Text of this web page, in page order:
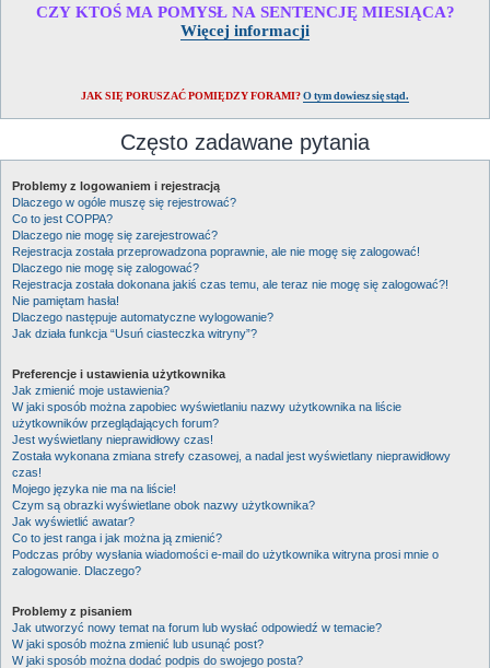
CZY KTOŚ MA POMYSŁ NA SENTENCJĘ MIESIĄCA?
Więcej informacji
JAK SIĘ PORUSZAĆ POMIĘDZY FORAMI? O tym dowiesz się stąd.
Często zadawane pytania
Problemy z logowaniem i rejestracją
Dlaczego w ogóle muszę się rejestrować?
Co to jest COPPA?
Dlaczego nie mogę się zarejestrować?
Rejestracja została przeprowadzona poprawnie, ale nie mogę się zalogować!
Dlaczego nie mogę się zalogować?
Rejestracja została dokonana jakiś czas temu, ale teraz nie mogę się zalogować?!
Nie pamiętam hasła!
Dlaczego następuje automatyczne wylogowanie?
Jak działa funkcja “Usuń ciasteczka witryny”?
Preferencje i ustawienia użytkownika
Jak zmienić moje ustawienia?
W jaki sposób można zapobiec wyświetlaniu nazwy użytkownika na liście
użytkowników przeglądających forum?
Jest wyświetlany nieprawidłowy czas!
Została wykonana zmiana strefy czasowej, a nadal jest wyświetlany nieprawidłowy
czas!
Mojego języka nie ma na liście!
Czym są obrazki wyświetlane obok nazwy użytkownika?
Jak wyświetlić awatar?
Co to jest ranga i jak można ją zmienić?
Podczas próby wysłania wiadomości e-mail do użytkownika witryna prosi mnie o
zalogowanie. Dlaczego?
Problemy z pisaniem
Jak utworzyć nowy temat na forum lub wysłać odpowiedź w temacie?
W jaki sposób można zmienić lub usunąć post?
W jaki sposób można dodać podpis do swojego posta?